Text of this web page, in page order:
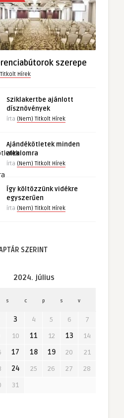
szerepe
Hírek
Sziklakertbe ajánlott
dísznövények
írta (Nem) Titkolt Hírek
Ajándékötletek minden
alkalomra
írta (Nem) Titkolt Hírek
Így költözzünk vidékre
egyszerűen
írta (Nem) Titkolt Hírek
SZERINT
2024. július
s c p s v
3 4 5 6
7
10 11 12 13
14
17 18 19 20
21
24 25 26 27
28
31